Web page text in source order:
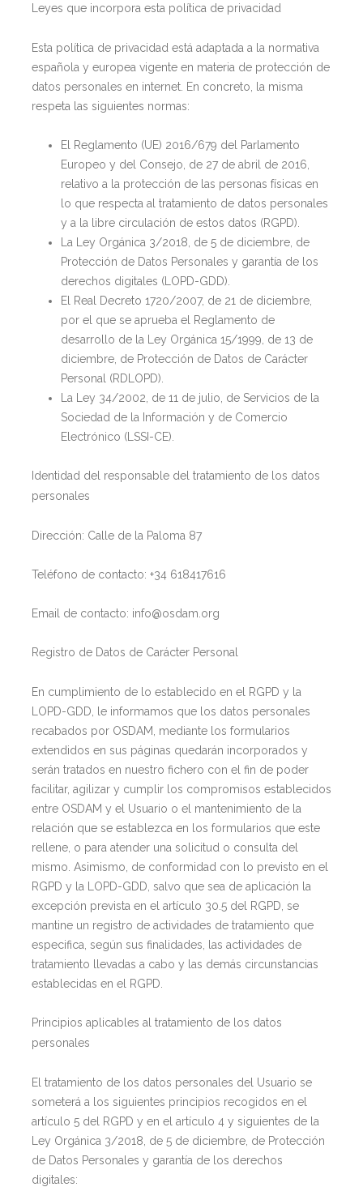
Leyes que incorpora esta política de privacidad
Esta política de privacidad está adaptada a la normativa
española y europea vigente en materia de protección de
datos personales en internet. En concreto, la misma
respeta las siguientes normas:
El Reglamento (UE) 2016/679 del Parlamento
Europeo y del Consejo, de 27 de abril de 2016,
relativo a la protección de las personas físicas en
lo que respecta al tratamiento de datos personales
y a la libre circulación de estos datos (RGPD).
La Ley Orgánica 3/2018, de 5 de diciembre, de
Protección de Datos Personales y garantía de los
derechos digitales (LOPD-GDD).
El Real Decreto 1720/2007, de 21 de diciembre,
por el que se aprueba el Reglamento de
desarrollo de la Ley Orgánica 15/1999, de 13 de
diciembre, de Protección de Datos de Carácter
Personal (RDLOPD).
La Ley 34/2002, de 11 de julio, de Servicios de la
Sociedad de la Información y de Comercio
Electrónico (LSSI-CE).
Identidad del responsable del tratamiento de los datos
personales
Dirección: Calle de la Paloma 87
Teléfono de contacto: +34 618417616
Email de contacto: info@osdam.org
Registro de Datos de Carácter Personal
En cumplimiento de lo establecido en el RGPD y la
LOPD-GDD, le informamos que los datos personales
recabados por OSDAM, mediante los formularios
extendidos en sus páginas quedarán incorporados y
serán tratados en nuestro fichero con el fin de poder
facilitar, agilizar y cumplir los compromisos establecidos
entre OSDAM y el Usuario o el mantenimiento de la
relación que se establezca en los formularios que este
rellene, o para atender una solicitud o consulta del
mismo. Asimismo, de conformidad con lo previsto en el
RGPD y la LOPD-GDD, salvo que sea de aplicación la
excepción prevista en el artículo 30.5 del RGPD, se
mantine un registro de actividades de tratamiento que
especifica, según sus finalidades, las actividades de
tratamiento llevadas a cabo y las demás circunstancias
establecidas en el RGPD.
Principios aplicables al tratamiento de los datos
personales
El tratamiento de los datos personales del Usuario se
someterá a los siguientes principios recogidos en el
artículo 5 del RGPD y en el artículo 4 y siguientes de la
Ley Orgánica 3/2018, de 5 de diciembre, de Protección
de Datos Personales y garantía de los derechos
digitales: